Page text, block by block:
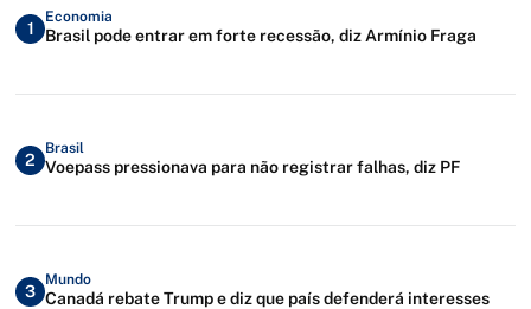
1
Economia
Brasil pode entrar em forte recessão, diz Armínio Fraga
2
Brasil
Voepass pressionava para não registrar falhas, diz PF
3
Mundo
Canadá rebate Trump e diz que país defenderá interesses